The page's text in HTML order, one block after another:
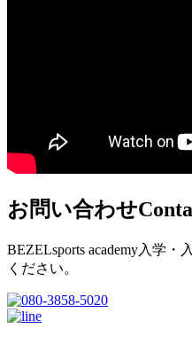
お問い合わせ
BEZELsports academy入学
ください。